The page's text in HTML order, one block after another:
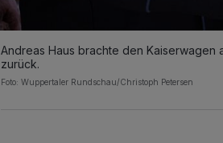
Andreas Haus brachte den
zurück.
Foto: Wuppertaler Rundschau/Christoph Petersen